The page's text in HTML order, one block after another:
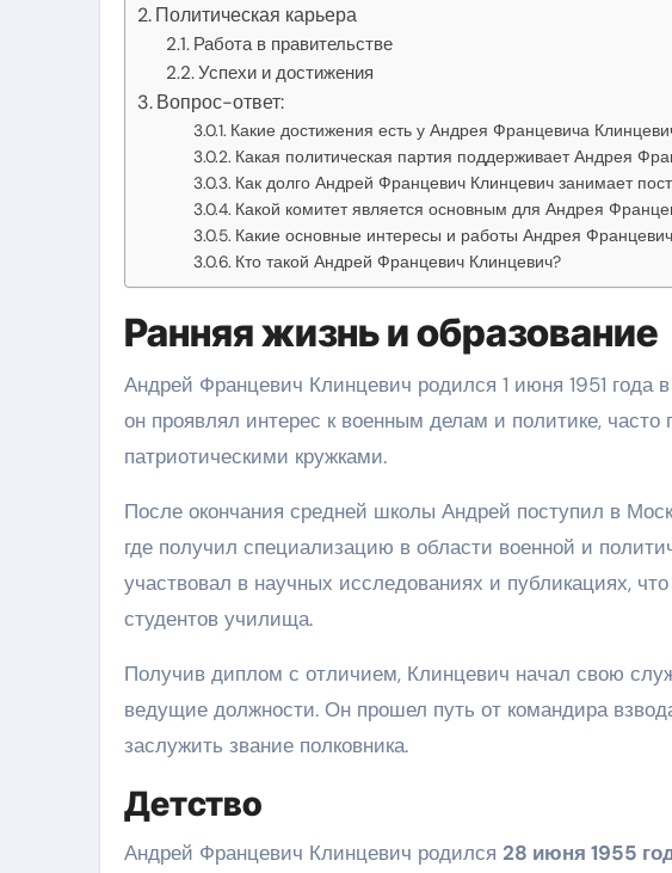
Политическая карьера
Работа в правительстве
Успехи и достижения
Вопрос-ответ:
Какие достижения есть у Андрея Францевича
Какая политическая партия поддерживает Андрея
Как долго Андрей Францевич Клинцевич занимает
Какой комитет является основным для Андрея
Какие основные интересы и работы Андрея
Кто такой Андрей Францевич Клинцевич?
Ранняя жизнь и образование
Андрей Францевич Клинцевич родился 1 июня 1951 года
он проявлял интерес к военным делам и политике,
патриотическими кружками.
После окончания средней школы Андрей поступил в
где получил специализацию в области военной и
участвовал в научных исследованиях и публикациях,
студентов училища.
Получив диплом с отличием, Клинцевич начал свою
ведущие должности. Он прошел путь от командира
заслужить звание полковника.
Детство
Андрей Францевич Клинцевич родился 28 июня 1955